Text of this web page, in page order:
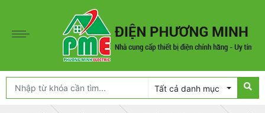
Tất cả danh mục